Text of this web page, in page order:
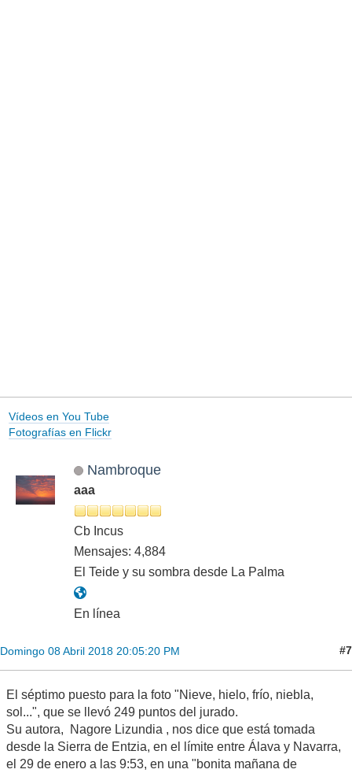
Vídeos en You Tube
Fotografías en Flickr
Nambroque
aaa
Cb Incus
Mensajes: 4,884
El Teide y su sombra desde La Palma
En línea
Domingo 08 Abril 2018 20:05:20 PM #7
El séptimo puesto para la foto "Nieve, hielo, frío, niebla,
sol...", que se llevó 249 puntos del jurado.
Su autora, Nagore Lizundia , nos dice que está tomada
desde la Sierra de Entzia, en el límite entre Álava y Navarra,
el 29 de enero a las 9:53, en una "bonita mañana de